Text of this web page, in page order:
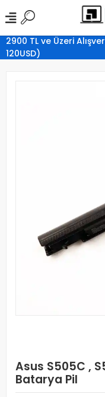
2900 TL ve Üzeri
120USD)
Asus S505C ,
Batarya Pil